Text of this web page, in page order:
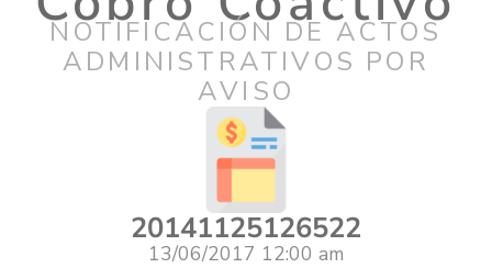
NOTIFICACIÓN DE ACTOS
ADMINISTRATIVOS POR
AVISO
20141125126522
13/06/2017 12:00 am